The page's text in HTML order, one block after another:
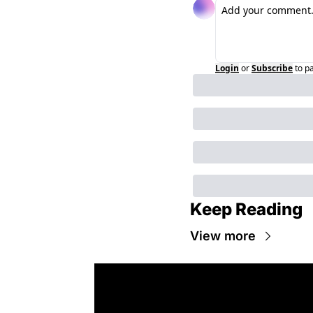
Login orSubscribeto
Keep Reading
View more